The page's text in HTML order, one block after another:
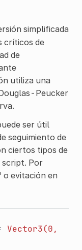
simplificada
críticos de
de
utiliza una
Peucker
ser útil
seguimiento de
ciertos tipos de
script. Por
o evitación en
Vector3(0,